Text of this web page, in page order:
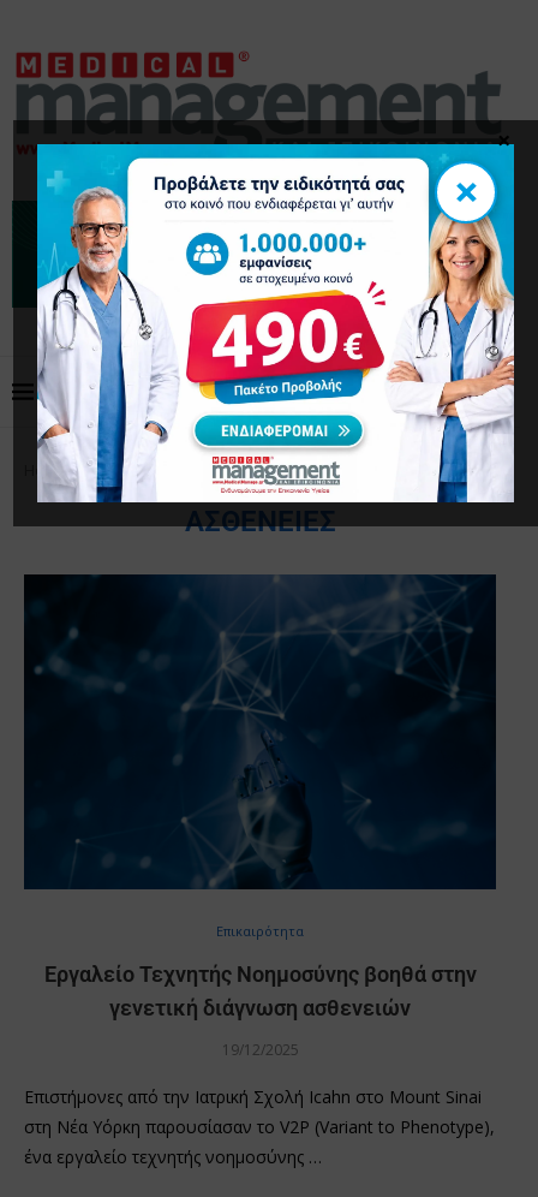
Home Tags Posts tagged with "ασθένειες"
ΑΣΘΈΝΕΙΕΣ
Επικαιρότητα
Εργαλείο Τεχνητής Νοημοσύνης βοηθά στην
γενετική διάγνωση ασθενειών
19/12/2025
Επιστήμονες από την Ιατρική Σχολή Icahn στο Mount Sinai
στη Νέα Υόρκη παρουσίασαν το V2P (Variant to Phenotype),
ένα εργαλείο τεχνητής νοημοσύνης …
×
×